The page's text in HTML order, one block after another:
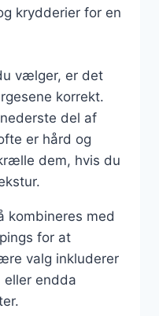
krydderier for en
vælger, er det
korrekt.
del af
er hård og
dem, hvis du
kombineres med
for at
valg inkluderer
eller endda